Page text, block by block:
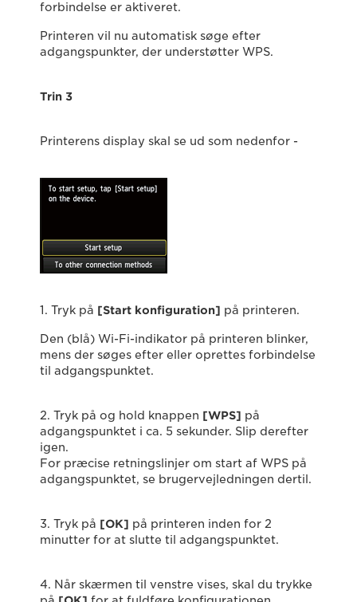
forbindelse er aktiveret.
Printeren vil nu automatisk søge efter
adgangspunkter, der understøtter WPS.
Trin 3
Printerens display skal se ud som nedenfor -
1. Tryk på [Start konfiguration] på printeren.
Den (blå) Wi-Fi-indikator på printeren blinker,
mens der søges efter eller oprettes forbindelse
til adgangspunktet.
2. Tryk på og hold knappen [WPS] på
adgangspunktet i ca. 5 sekunder. Slip derefter
igen.
For præcise retningslinjer om start af WPS på
adgangspunktet, se brugervejledningen dertil.
3. Tryk på [OK] på printeren inden for 2
minutter for at slutte til adgangspunktet.
4. Når skærmen til venstre vises, skal du trykke